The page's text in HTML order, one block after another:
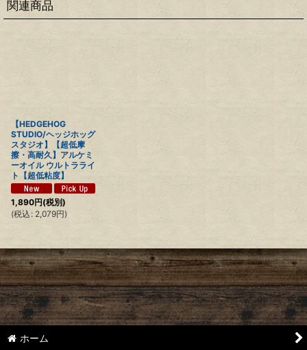
関連商品
【HEDGEHOG
STUDIO/ヘッジホッグ
スタジオ】【超低摩
擦・高耐久】アルケミ
ーオイル ウルトラライ
ト【超低粘度】
1,890円(税別)
(税込 : 2,079円)
ホーム